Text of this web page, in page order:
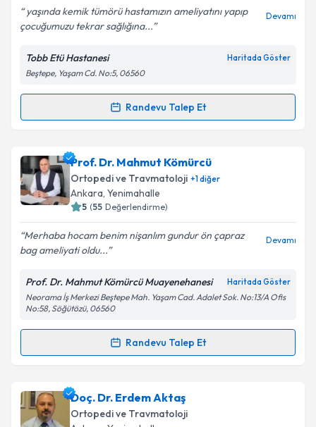
E-posta Adresiniz
Kişisel verilerimin işlenmesine ilişkin
Metni'ni okudum ve kişisel verilerimin belirtilen
kapsamda işlenmesini kabul ediyorum.
yaşında kemik tümörü hastamızın ameliyatını yapıp
çocuğumuzu tekrar sağlığına...
Devamı
Tobb Etü Hastanesi Haritada Göster
Beştepe, Yaşam Cd. No:5, 06560
Randevu Talep Et
Randevu Takvimi Talebi
Doç. Dr. Şahin Çepniiçin randevu takvimi talebi
oluşturun. Size bu uzmandan randevu almanız için bir
takvim hazırlandığında e-posta ile bilgilendireceğiz.
Kişisel verilerimin işlenmesine ilişkin
Aydınlatma
Metni'ni okudum ve kişisel verilerimin belirtilen
kapsamda işlenmesini kabul ediyorum.
Takvim Talebini Gönder
Prof. Dr. Mahmut Kömürcü
Ortopedi ve Travmatoloji +1diğer
Ankara, Yenimahalle
5 (55 Değerlendirme)
Merhaba hocam benim nişanlım gundur ön çapraz
bag ameliyati oldu...
Devamı
Prof. Dr. Mahmut Kömürcü Muayenehanesi Haritada Göster
Neorama İş Merkezi Beştepe Mah. Yaşam Cad. Adalet Sok. No:13/A Ofis
No:58, Söğütözü, 06560
Randevu Talep Et
Randevu Takvimi Talebi
Prof. Dr. Mahmut Kömürcüiçin randevu takvimi
talebi oluşturun. Size bu uzmandan randevu almanız
için bir takvim hazırlandığında e-posta ile
Doç. Dr. Erdem Aktaş
Ortopedi ve Travmatoloji